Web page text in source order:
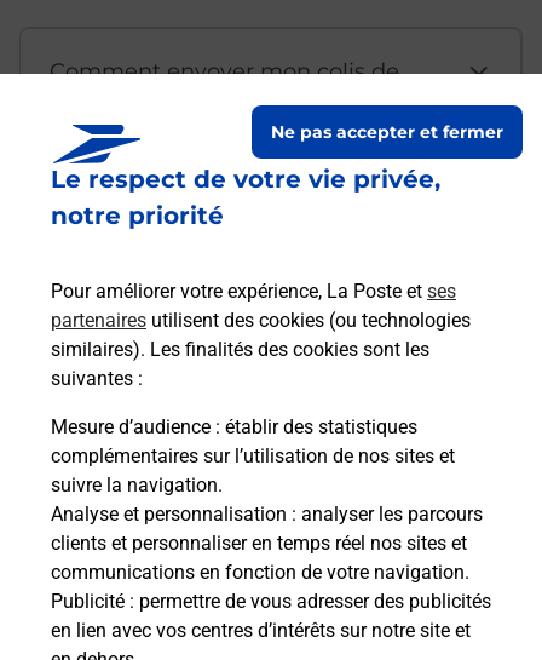
Le respect de votre vie privée,
notre priorité
Pour améliorer votre expérience, La Poste et ses
partenaires utilisent des cookies (ou technologies
similaires). Les finalités des cookies sont les
suivantes :
Mesure d’audience : établir des statistiques
complémentaires sur l’utilisation de nos sites et
suivre la navigation.
Analyse et personnalisation : analyser les parcours
clients et personnaliser en temps réel nos sites et
communications en fonction de votre navigation.
Publicité : permettre de vous adresser des publicités
en lien avec vos centres d’intérêts sur notre site et
Ne pas accepter et fermer
Comment envoyer mon colis de
Est-il possible d’acheter un
emballage directement depuis un
Comment demander une
modification de livraison ?
Comment La Poste participe-t-elle
à votre sécurité au quotidien ?
Puis-je passer mon code de la route
avec La Poste et sous quelles